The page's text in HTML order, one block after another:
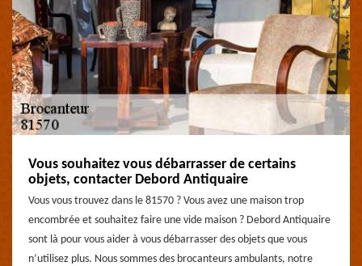
Vous souhaitez vous débarrasser de certains
objets, contacter Debord Antiquaire
Vous vous trouvez dans le 81570 ? Vous avez une maison trop
encombrée et souhaitez faire une vide maison ? Debord Antiquaire
sont là pour vous aider à vous débarrasser des objets que vous
n’utilisez plus. Nous sommes des brocanteurs ambulants, notre